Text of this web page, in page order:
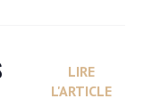
LIRE
L'ARTICLE